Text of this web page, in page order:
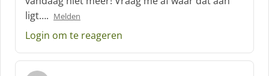
e
e
:
ligt…. Melden
Login om te reageren